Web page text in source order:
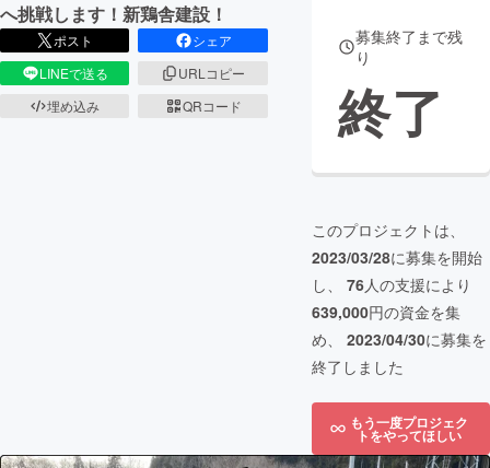
へ挑戦します！新鶏舎建設！
ポスト
シェア
LINEで送る
URLコピー
埋め込み
QRコード
募集終了まで残
り
終了
このプロジェクトは、
2023/03/28に募集を開始
し、 76人の支援により
639,000円の資金を集
め、 2023/04/30に募集を
終了しました
もう一度プロジェク
トをやってほしい